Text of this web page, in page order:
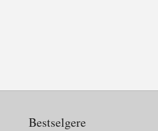
Bestselgere